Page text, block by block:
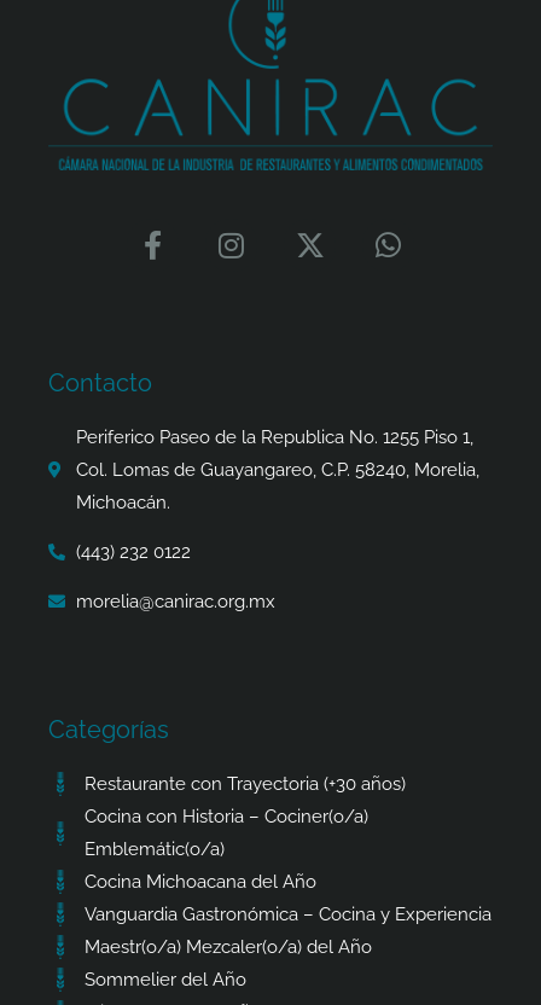
F
a
o
k
-
f
I
n
a
m
X
-
e
r
W
h
p
Contacto
Periferico Paseo de la Republica No. 1255 Piso 1,
Col. Lomas de Guayangareo, C.P. 58240, Morelia,
Michoacán.
(443) 232 0122
morelia@canirac.org.mx
Categorías
Restaurante con Trayectoria (+30 años)
Cocina con Historia – Cociner(o/a)
Emblemátic(o/a)
Cocina Michoacana del Año
Vanguardia Gastronómica – Cocina y Experiencia
Maestr(o/a) Mezcaler(o/a) del Año
Sommelier del Año